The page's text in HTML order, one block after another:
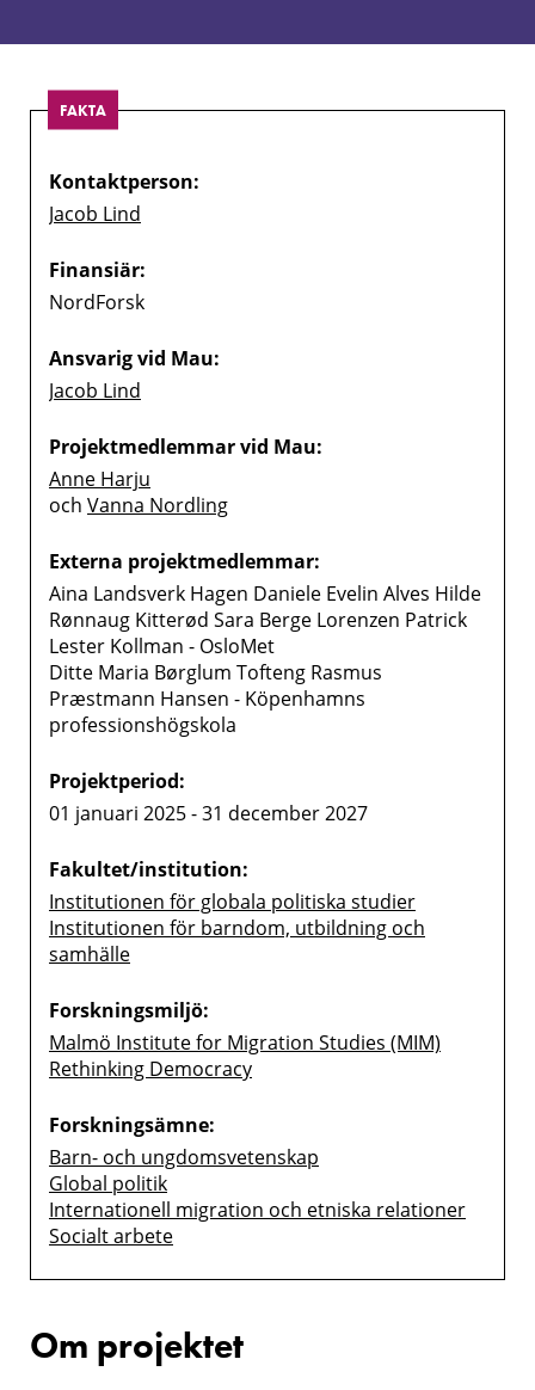
FAKTA
Kontaktperson:
Jacob Lind
Finansiär:
NordForsk
Ansvarig vid Mau:
Jacob Lind
Projektmedlemmar vid Mau:
Anne Harju
och Vanna Nordling
Externa projektmedlemmar:
Aina Landsverk Hagen Daniele Evelin Alves Hilde
Rønnaug Kitterød Sara Berge Lorenzen Patrick
Lester Kollman - OsloMet
Ditte Maria Børglum Tofteng Rasmus
Præstmann Hansen - Köpenhamns
professionshögskola
Projektperiod:
01 januari 2025 - 31 december 2027
Fakultet/institution:
Institutionen för globala politiska studier
Institutionen för barndom, utbildning och
samhälle
Forskningsmiljö:
Malmö Institute for Migration Studies (MIM)
Rethinking Democracy
Forskningsämne:
Barn- och ungdomsvetenskap
Global politik
Internationell migration och etniska relationer
Socialt arbete
Om projektet